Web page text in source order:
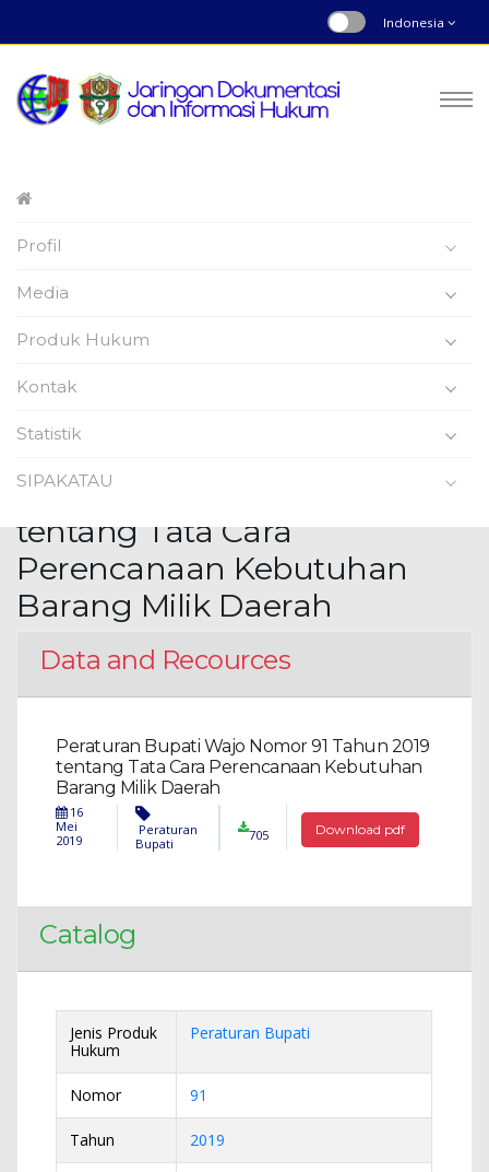
Indonesia
Profil
Media
Produk Hukum
Kontak
Statistik
SIPAKATAU
Nomor : 91 | Tahun 2019
Nomor 91 Tahun 2019
tentang Tata Cara
Perencanaan Kebutuhan
Barang Milik Daerah
Data and Recources
Peraturan Bupati Wajo Nomor 91 Tahun 2019
tentang Tata Cara Perencanaan Kebutuhan
Barang Milik Daerah
Download pdf
16
Mei
2019
Peraturan
Bupati
705
Catalog
Jenis Produk
Hukum
Peraturan Bupati
Nomor 91
Tahun 2019